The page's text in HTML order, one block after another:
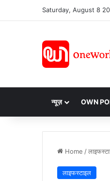
Saturday, August 8
न्यूज़ OWN
Home /
लाइफस्टाइल